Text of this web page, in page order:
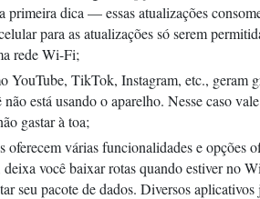
dica — essas atualizações
para as atualizações só serem
rede Wi-Fi;
YouTube, TikTok, Instagram, etc., geram
está usando o aparelho. Nesse caso vale
gastar à toa;
oferecem várias funcionalidades e opções
você baixar rotas quando estiver no
seu pacote de dados. Diversos aplicativos